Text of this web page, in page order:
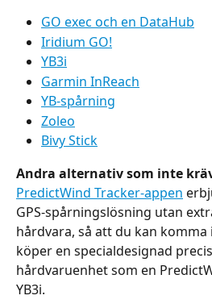
GO exec och en DataHub
Iridium GO!
YB3i
Garmin InReach
YB-spårning
Zoleo
Bivy Stick
Andra alternativ som inte
PredictWind Tracker-appen
GPS-spårningslösning utan
hårdvara, så att du kan
köper en specialdesignad
hårdvaruenhet som en
YB3i.